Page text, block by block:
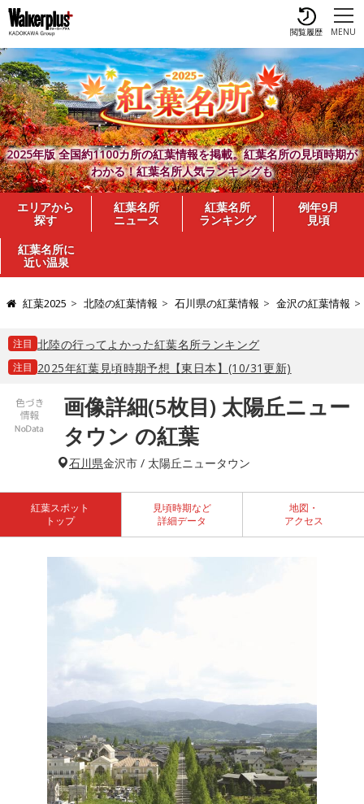
MENU
閲覧履歴
2025年版 全国約1100カ所の紅葉情報を掲載。紅葉名所の見頃時期が
わかる！紅葉名所人気ランキングも
エリアから
探す
紅葉名所
ニュース
紅葉名所
ランキング
例年9月
見頃
紅葉名所に
近い温泉
紅葉2025 北陸の紅葉情報 石川県の紅葉情報 金沢の紅葉情報
注目 北陸の行ってよかった紅葉名所ランキング
注目 2025年紅葉見頃時期予想【東日本】(10/31更新)
画像詳細(5枚目) 太陽丘ニュー
タウン の紅葉
石川県金沢市 / 太陽丘ニュータウン
紅葉スポット
トップ
見頃時期など
詳細データ
地図・
アクセス